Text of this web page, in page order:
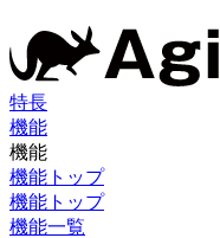
特長
機能
機能
機能トップ
機能トップ
機能一覧